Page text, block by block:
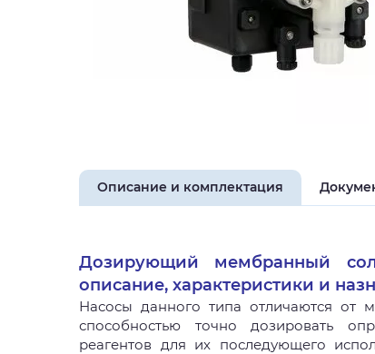
Описание и комплектация
Дозирующий мембранный
описание, характеристики и
Насосы данного типа отличаются от
способностью точно дозировать
реагентов для их последующего